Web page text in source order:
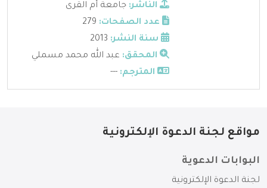
الناشر: جامعة أم القرى
عدد الصفحات:
سنة النشر:
المحقق: عبد الله محمد مسملي
المترجم: ---
مواقع لجنة الدعوة الإلكترونية
البوابات الدعوية
لجنة الدعوة الإلكترونية